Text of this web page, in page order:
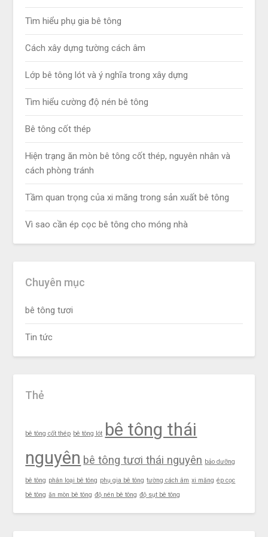
Tìm hiểu phụ gia bê tông
Cách xây dựng tường cách âm
Lớp bê tông lót và ý nghĩa trong xây dựng
Tìm hiểu cường độ nén bê tông
Bê tông cốt thép
Hiện trạng ăn mòn bê tông cốt thép, nguyên nhân và
cách phòng tránh
Tầm quan trọng của xi măng trong sản xuất bê tông
Vì sao cần ép cọc bê tông cho móng nhà
Chuyên mục
bê tông tươi
Tin tức
Thẻ
bê tông cốt thép bê tông lót
bê tông thái
nguyên bê tông tươi thái nguyên bảo dưỡng
bê tông phân loại bê tông phụ gia bê tông tường cách âm xi măng ép cọc
bê tông ăn mòn bê tông độ nén bê tông độ sụt bê tông